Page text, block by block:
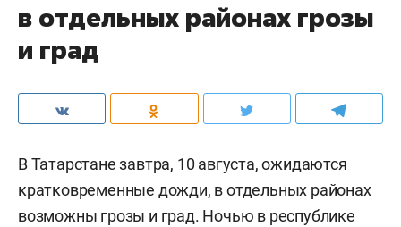
в отдельных районах грозы
и град
В Татарстане завтра, 10 августа, ожидаются
кратковременные дожди, в отдельных районах
возможны грозы и град. Ночью в республике